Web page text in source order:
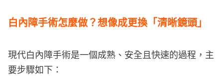
白內障手術怎麼做？想像成更換「清晰鏡頭」
現代白內障手術是一個成熟、安全且快速的過程，主
要步驟如下：